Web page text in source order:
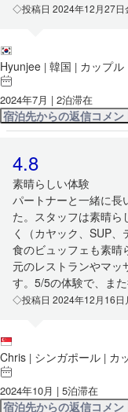
◇投稿日 2024年12月27
Hyunjee | 韓国 | カップル
2024年7月 | 2泊滞在
宿泊先からの返信コメン
4.8
素晴らしい体験
パートナーと一緒に長
た。スタッフは素晴ら
く（カヤック、SUP
食のビュッフェも素晴
元のレストランやマ
す。5/5の体験で、また
◇投稿日 2024年12月16
Chris | シンガポール | カ
2024年10月 | 5泊滞在
宿泊先からの返信コメン